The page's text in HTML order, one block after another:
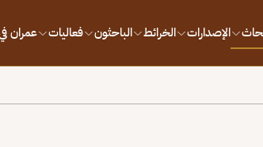
الإصدارات الخرائط الباحثون فعاليات عمران